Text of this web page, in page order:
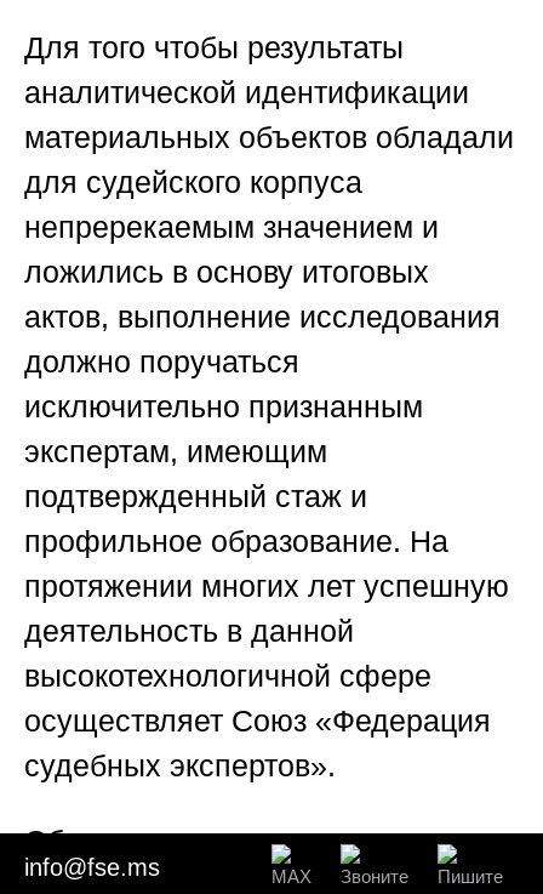
Для того чтобы результаты
аналитической идентификации
материальных объектов обладали
для судейского корпуса
непререкаемым значением и
ложились в основу итоговых
актов, выполнение исследования
должно поручаться
исключительно признанным
экспертам, имеющим
подтвержденный стаж и
профильное образование. На
протяжении многих лет успешную
деятельность в данной
высокотехнологичной сфере
осуществляет Союз «Федерация
судебных экспертов».
Обладая мощным штатом
квалифицированных
info@fse.ms